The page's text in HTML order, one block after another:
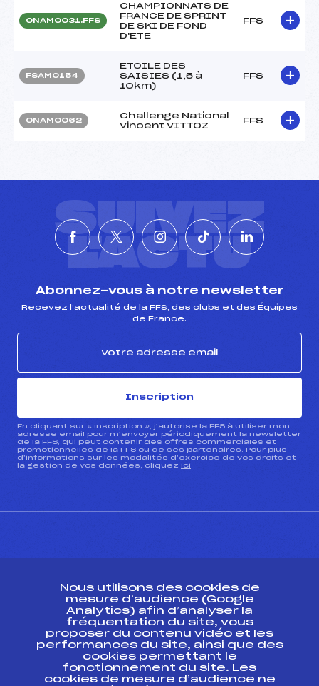
ONAM0031.FFS
CHAMPIONNATS DE
FRANCE DE SPRINT
DE SKI DE FOND
D'ETE
FFS
FSAM0154
ETOILE DES
SAISIES (1,5 à
10km)
FFS
ONAM0062
Challenge National
Vincent VITTOZ
FFS
SUIVEZ
L'ACTU
Abonnez-vous à notre newsletter
Recevez l’actualité de la FFS, des clubs et des Équipes
de France.
Inscription
En cliquant sur « inscription », j’autorise la FFS à utiliser mon
adresse email pour m’envoyer périodiquement la newsletter
de la FFS, qui peut contenir des offres commerciales et
promotionnelles de la FFS ou de ses partenaires. Pour plus
d’informations sur les modalités d’exercice de vos droits et
la gestion de vos données, cliquez ici
ESPACE PRESSE
Ressources
Pass’Neige
Projet sportif fédéral
Projet de performance fédéral
Nous utilisons des cookies de
mesure d’audience (Google
Analytics) afin d’analyser la
fréquentation du site, vous
proposer du contenu vidéo et les
performances du site, ainsi que des
cookies permettant le
fonctionnement du site. Les
cookies de mesure d’audience ne